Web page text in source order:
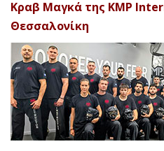
Κραβ Μαγκά της KMP
Θεσσαλονίκη